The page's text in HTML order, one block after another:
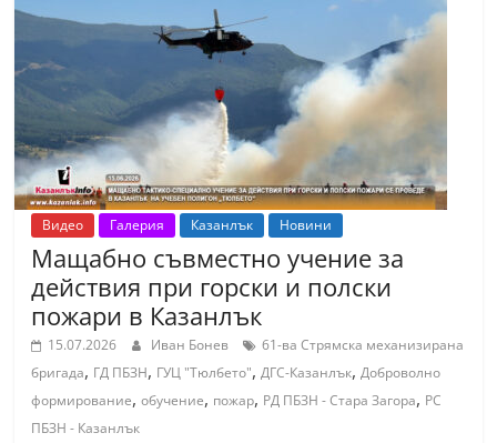
Видео Галерия Казанлък Новини
Мащабно съвместно учение за
действия при горски и полски
пожари в Казанлък
15.07.2026 Иван Бонев
61-ва Стрямска механизирана
бригада, ГД ПБЗН, ГУЦ "Тюлбето",ДГС-Казанлък,Доброволно
формирование,обучение, пожар, РД ПБЗН - Стара Загора, РС
ПБЗН - Казанлък